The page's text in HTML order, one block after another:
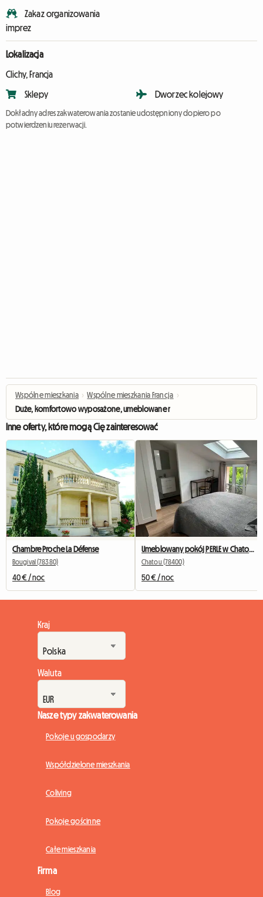
Zakaz organizowania
imprez
Lokalizacja
Clichy, Francja
Sklepy Dworzec kolejowy
Dokładny adres zakwaterowania zostanie udostępniony dopiero po
potwierdzeniu rezerwacji.
Wspólne mieszkania › Wspólne mieszkania Francja ›
Duże, komfortowo wyposażone, umeblowane mieszkanie 2 pokojowe
Inne oferty, które mogą Cię zainteresować
Chambre Proche La Défense
Bougival (78380)
40 € / noc
Umeblowany pokój PERLE w Chatou z prywatną łazienką
Chatou (78400)
50 € / noc
Kraj
Waluta
Nasze typy zakwaterowania
Pokoje u gospodarzy
Współdzielone mieszkania
Coliving
Pokoje gościnne
Całe mieszkania
Firma
Blog